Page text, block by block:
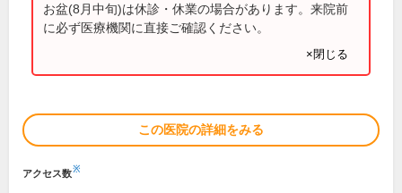
お盆(8月中旬)は休診・休業の場合があります。来院前
に必ず医療機関に直接ご確認ください。
×閉じる
この医院の詳細をみる
アクセス数※